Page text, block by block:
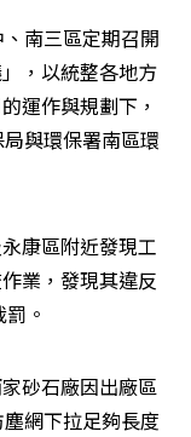
南三區定期召開
，以統整各地方
運作與規劃下，
與環保署南區環
康區附近發現工
業，發現其違反
。
砂石廠因出廠區
網下拉足夠長度